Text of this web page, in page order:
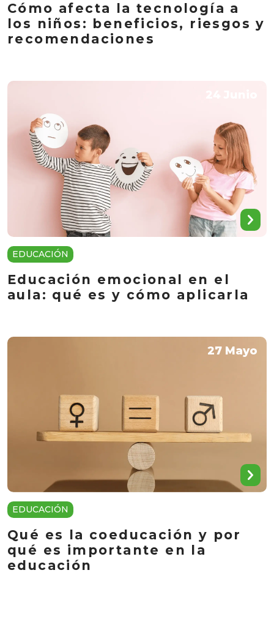
Cómo afecta la tecnología a
los niños: beneficios, riesgos y
recomendaciones
EDUCACIÓN
Educación emocional en el
aula: qué es y cómo aplicarla
27 Mayo
EDUCACIÓN
Qué es la coeducación y por
qué es importante en la
educación